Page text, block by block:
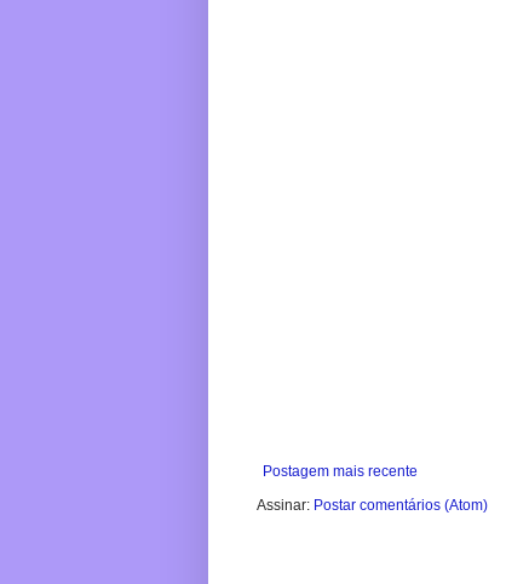
Postagem mais recente
Assinar: Postar comentários (Atom)